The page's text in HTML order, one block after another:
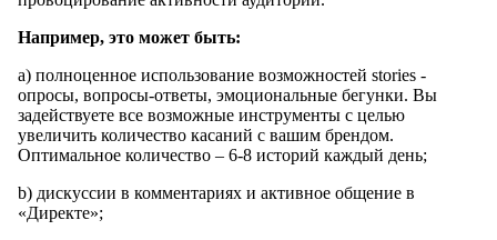
Например, это может быть:
а) полноценное использование возможностей stories -
опросы, вопросы-ответы, эмоциональные бегунки. Вы
задействуете все возможные инструменты с целью
увеличить количество касаний с вашим брендом.
Оптимальное количество – 6-8 историй каждый день;
b) дискуссии в комментариях и активное общение в
«Директе»;